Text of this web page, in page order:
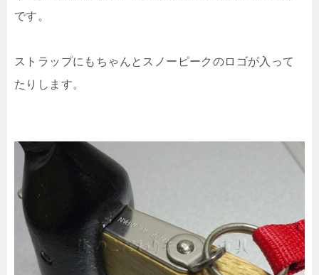
です。
ストラップにもちゃんとスノーピークのロゴが入って
たりします。